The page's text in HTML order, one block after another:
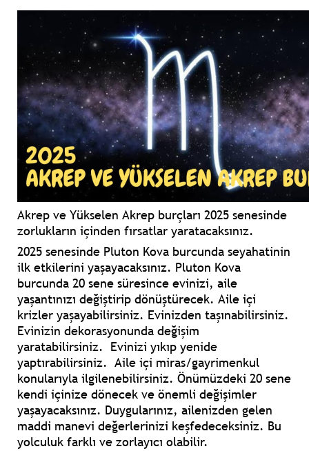
Akrep ve Yükselen Akrep burçları 2025 senesinde
zorlukların içinden fırsatlar yaratacaksınız.
2025 senesinde Pluton Kova burcunda seyahatinin
ilk etkilerini yaşayacaksınız. Pluton Kova
burcunda 20 sene süresince evinizi, aile
yaşantınızı değiştirip dönüştürecek. Aile içi
krizler yaşayabilirsiniz. Evinizden taşınabilirsiniz.
Evinizin dekorasyonunda değişim
yaratabilirsiniz. Evinizi yıkıp yenide
yaptırabilirsiniz. Aile içi miras/gayrimenkul
konularıyla ilgilenebilirsiniz. Önümüzdeki 20 sene
kendi içinize dönecek ve önemli değişimler
yaşayacaksınız. Duygularınız, ailenizden gelen
maddi manevi değerlerinizi keşfedeceksiniz. Bu
yolculuk farklı ve zorlayıcı olabilir.